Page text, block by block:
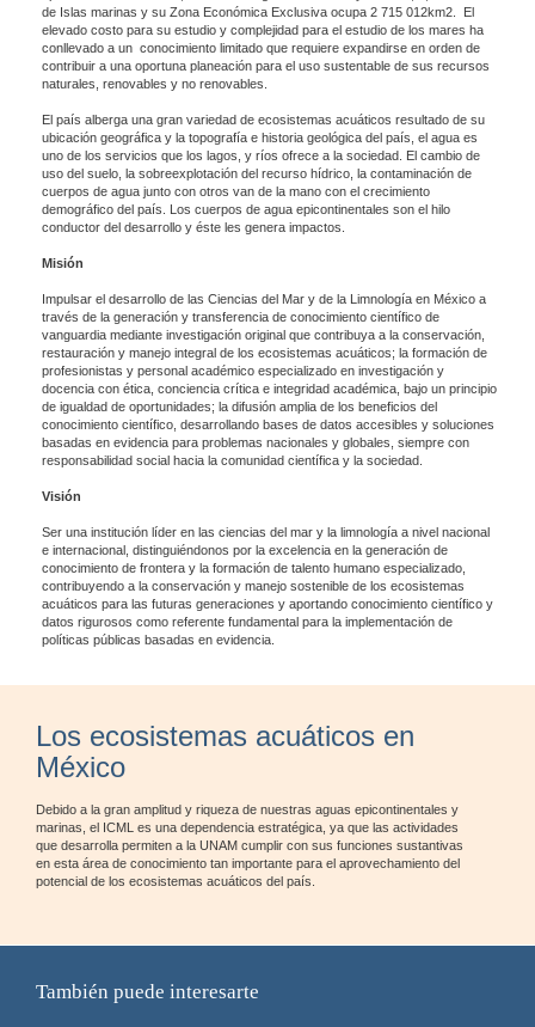
de Islas marinas y su Zona Económica Exclusiva ocupa 2 715 012km2. El
elevado costo para su estudio y complejidad para el estudio de los mares ha
conllevado a un conocimiento limitado que requiere expandirse en orden de
contribuir a una oportuna planeación para el uso sustentable de sus recursos
naturales, renovables y no renovables.
El país alberga una gran variedad de ecosistemas acuáticos resultado de su
ubicación geográfica y la topografía e historia geológica del país, el agua es
uno de los servicios que los lagos, y ríos ofrece a la sociedad. El cambio de
uso del suelo, la sobreexplotación del recurso hídrico, la contaminación de
cuerpos de agua junto con otros van de la mano con el crecimiento
demográfico del país. Los cuerpos de agua epicontinentales son el hilo
conductor del desarrollo y éste les genera impactos.
Misión
Impulsar el desarrollo de las Ciencias del Mar y de la Limnología en México a
través de la generación y transferencia de conocimiento científico de
vanguardia mediante investigación original que contribuya a la conservación,
restauración y manejo integral de los ecosistemas acuáticos; la formación de
profesionistas y personal académico especializado en investigación y
docencia con ética, conciencia crítica e integridad académica, bajo un principio
de igualdad de oportunidades; la difusión amplia de los beneficios del
conocimiento científico, desarrollando bases de datos accesibles y soluciones
basadas en evidencia para problemas nacionales y globales, siempre con
responsabilidad social hacia la comunidad científica y la sociedad.
Visión
Ser una institución líder en las ciencias del mar y la limnología a nivel nacional
e internacional, distinguiéndonos por la excelencia en la generación de
conocimiento de frontera y la formación de talento humano especializado,
contribuyendo a la conservación y manejo sostenible de los ecosistemas
acuáticos para las futuras generaciones y aportando conocimiento científico y
datos rigurosos como referente fundamental para la implementación de
políticas públicas basadas en evidencia.
Los ecosistemas acuáticos en
México
Debido a la gran amplitud y riqueza de nuestras aguas epicontinentales y
marinas, el ICML es una dependencia estratégica, ya que las actividades
que desarrolla permiten a la UNAM cumplir con sus funciones sustantivas
en esta área de conocimiento tan importante para el aprovechamiento del
potencial de los ecosistemas acuáticos del país.
También puede interesarte